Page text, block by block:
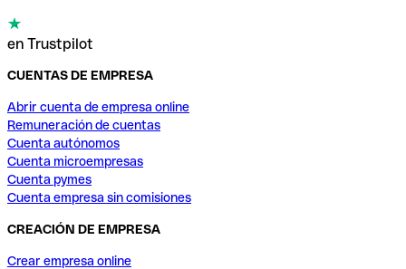
en Trustpilot
CUENTAS DE EMPRESA
Abrir cuenta de empresa online
Remuneración de cuentas
Cuenta autónomos
Cuenta microempresas
Cuenta pymes
Cuenta empresa sin comisiones
CREACIÓN DE EMPRESA
Crear empresa online